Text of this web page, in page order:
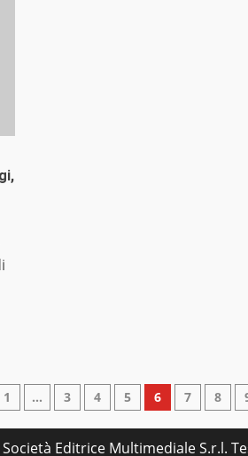
1 … 3 4 5 6 7 8
Editrice Multimediale S.r.l.